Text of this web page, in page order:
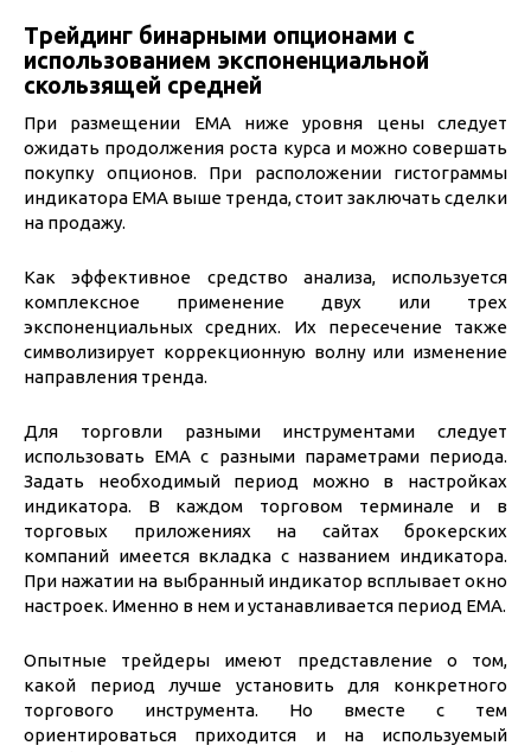
Трейдинг бинарными опционами с
использованием экспоненциальной
скользящей средней
При размещении ЕМА ниже уровня цены следует
ожидать продолжения роста курса и можно совершать
покупку опционов. При расположении гистограммы
индикатора ЕМА выше тренда, стоит заключать сделки
на продажу.
Как эффективное средство анализа, используется
комплексное применение двух или трех
экспоненциальных средних. Их пересечение также
символизирует коррекционную волну или изменение
направления тренда.
Для торговли разными инструментами следует
использовать ЕМА с разными параметрами периода.
Задать необходимый период можно в настройках
индикатора. В каждом торговом терминале и в
торговых приложениях на сайтах брокерских
компаний имеется вкладка с названием индикатора.
При нажатии на выбранный индикатор всплывает окно
настроек. Именно в нем и устанавливается период ЕМА.
Опытные трейдеры имеют представление о том,
какой период лучше установить для конкретного
торгового инструмента. Но вместе с тем
ориентироваться приходится и на используемый